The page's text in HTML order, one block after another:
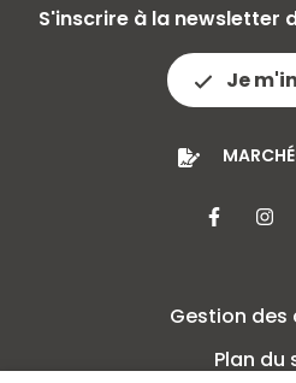
S'inscrire à la newsletter
Je
Lien
Gestion des
Plan du